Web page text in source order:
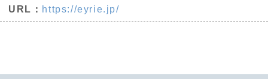
URL： https://eyrie.jp/